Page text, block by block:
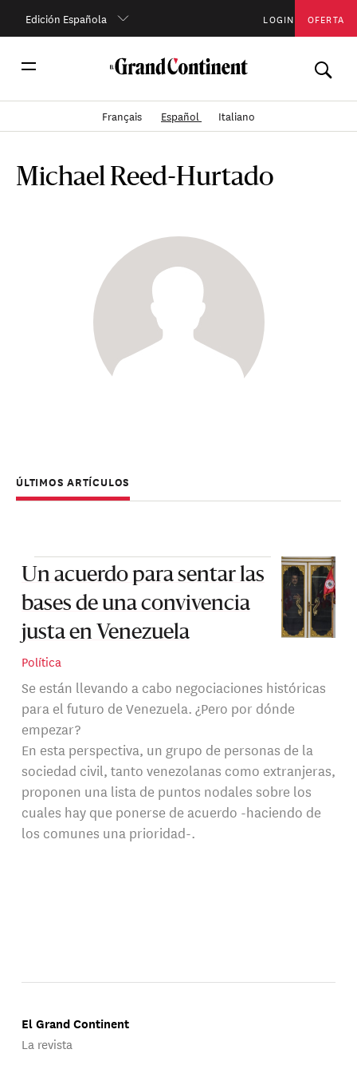
Edición Española LOGIN OFERTA
Français Español Italiano
Michael Reed-Hurtado
ÚLTIMOS ARTÍCULOS
Un acuerdo para sentar las
bases de una convivencia
justa en Venezuela
Política
Se están llevando a cabo negociaciones históricas
para el futuro de Venezuela. ¿Pero por dónde
empezar?
En esta perspectiva, un grupo de personas de la
sociedad civil, tanto venezolanas como extranjeras,
proponen una lista de puntos nodales sobre los
cuales hay que ponerse de acuerdo -haciendo de
los comunes una prioridad-.
El Grand Continent
La revista